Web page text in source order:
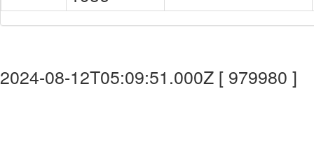
2024-08-12T05:09:51.000Z [ 979980 ]